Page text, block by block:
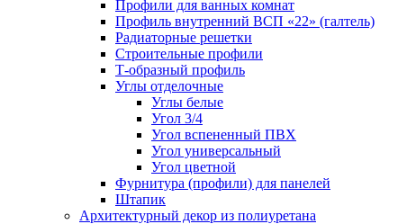
Профили для ванных комнат
Профиль внутренний ВСП «22» (галтель)
Радиаторные решетки
Строительные профили
Т-образный профиль
Углы отделочные
Углы белые
Угол 3/4
Угол вспененный ПВХ
Угол универсальный
Угол цветной
Фурнитура (профили) для панелей
Штапик
Архитектурный декор из полиуретана